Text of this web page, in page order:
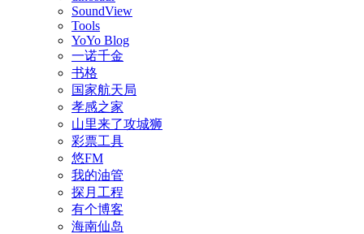
SoundView
Tools
YoYo Blog
一诺千金
书格
国家航天局
孝感之家
山里来了攻城狮
彩票工具
悠FM
我的油管
探月工程
有个博客
海南仙岛